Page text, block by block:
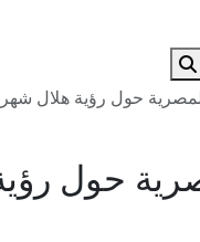
المصرية حول رؤية هلال
حول